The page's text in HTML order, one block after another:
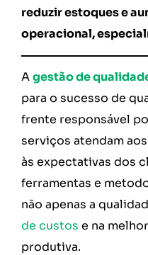
reduzir estoques e
operacional,
Agestão de
para o sucesso de
frente responsável
serviços atendam
às expectativas dos
ferramentas e
não apenas a
de custos e na
produtiva.